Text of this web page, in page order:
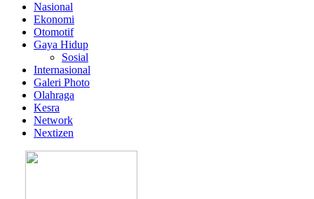
Nasional
Ekonomi
Otomotif
Gaya Hidup
Sosial
Internasional
Galeri Photo
Olahraga
Kesra
Network
Nextizen